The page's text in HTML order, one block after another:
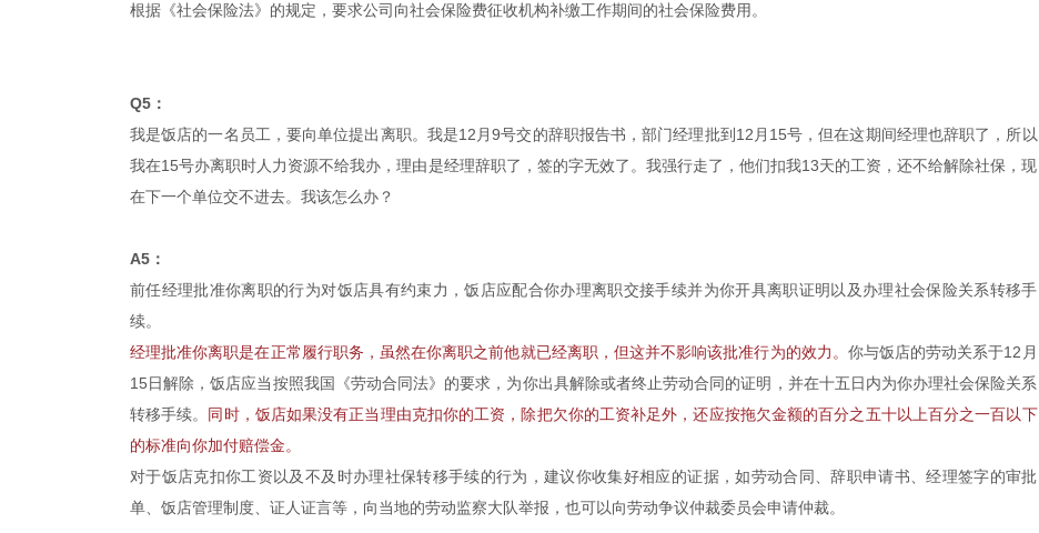
根据《社会保险法》的规定，要求公司向社会保险费征收机构补缴工作期间的社会保险费用。
Q5：
我是饭店的一名员工，要向单位提出离职。我是12月9号交的辞职报告书，部门经理批到12月15号，但在这期间经理也辞职了，所以
我在15号办离职时人力资源不给我办，理由是经理辞职了，签的字无效了。我强行走了，他们扣我13天的工资，还不给解除社保，现
在下一个单位交不进去。我该怎么办？
A5：
前任经理批准你离职的行为对饭店具有约束力，饭店应配合你办理离职交接手续并为你开具离职证明以及办理社会保险关系转移手
续。
经理批准你离职是在正常履行职务，虽然在你离职之前他就已经离职，但这并不影响该批准行为的效力。 你与饭店的劳动关系于12月
15日解除，饭店应当按照我国《劳动合同法》的要求，为你出具解除或者终止劳动合同的证明，并在十五日内为你办理社会保险关系
转移手续。 同时，饭店如果没有正当理由克扣你的工资，除把欠你的工资补足外，还应按拖欠金额的百分之五十以上百分之一百以下
的标准向你加付赔偿金。
对于饭店克扣你工资以及不及时办理社保转移手续的行为，建议你收集好相应的证据，如劳动合同、辞职申请书、经理签字的审批
单、饭店管理制度、证人证言等，向当地的劳动监察大队举报，也可以向劳动争议仲裁委员会申请仲裁。